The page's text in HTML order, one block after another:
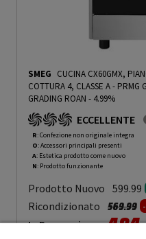
SMEG CUCINA CX60GMX,
COTTURA 4, CLASSE A - PRMG
GRADING ROAN - 4.99%
ECCELLENTE
R: Confezione non originale integra
O: Accessori principali presenti
A: Estetica prodotto come nuovo
N: Prodotto funzionante
Prodotto Nuovo 599.99
Ricondizionato Prezzo
569.99a
In Promozione